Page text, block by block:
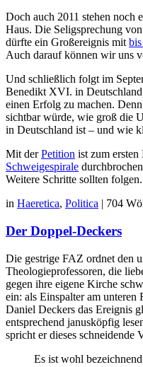
Doch auch 2011 stehen noch
Haus. Die Seligsprechung
dürfte ein Großereignis mit
Auch darauf können wir uns
Und schließlich folgt im
Benedikt XVI. in
einen Erfolg zu machen.
sichtbar würde, wie groß die
in Deutschland ist – und wie
Mit derPetition ist zum
Schweigespirale
Weitere Schritte sollten folgen.
in Haeretica, Politica | 704
Der Doppel-Deckers
Die gestrige FAZ ordnet den
Theologieprofessoren, die
gegen ihre eigene Kirche
ein: als Einspalter am
Daniel Deckers das Ereignis
entsprechend janusköpfig
spricht er dieses schneidende
Es ist wohl